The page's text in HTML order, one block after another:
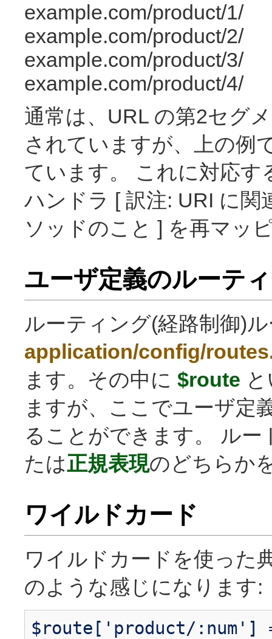
example.com/product/1/
example.com/product/2/
example.com/product/3/
example.com/product/4/
通常は、URL の第2セグ
されていますが、上の例
ています。 これに対応す
ハンドラ [ 訳注: URI に
ソッドのこと ] を再マッ
ユーザ定義のルーテ
ルーティング(経路制御)
application/config/
ます。その中に $route
ますが、ここでユーザ定
ることができます。 ルー
たは正規表現のどちらか
ワイルドカード
ワイルドカードを使った
のような感じになります:
$route['product/:num']